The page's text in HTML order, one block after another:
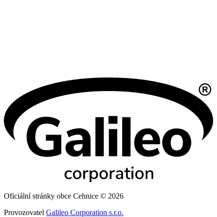
Oficiální stránky obce Cehnice © 2026
Provozovatel Galileo Corporation s.r.o.